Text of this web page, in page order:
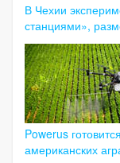
В Чехии
станциями»,
Powerus
американских